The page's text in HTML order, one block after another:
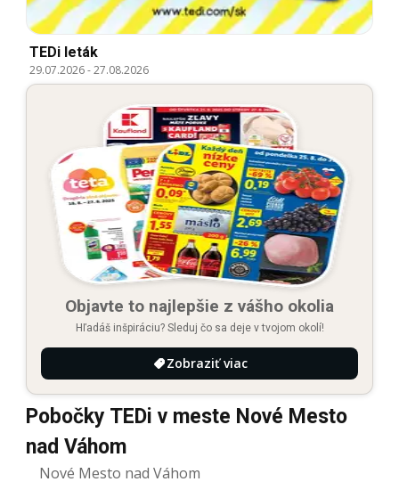
TEDi leták
29.07.2026-27.08.2026
Objavte to najlepšie z vášho okolia
Hľadáš inšpiráciu? Sleduj čo sa deje v tvojom okolí!
Zobraziť viac
Pobočky TEDi v meste Nové Mesto
nad Váhom
Nové Mesto nad Váhom